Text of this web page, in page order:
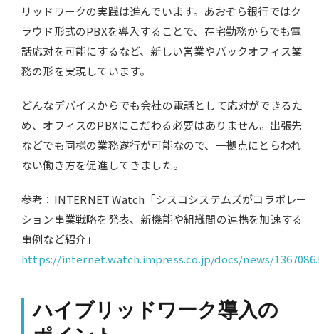
リッドワークの実践は進んでいます。あおぞら銀行ではク
ラウド形式のPBXを導入することで、在宅勤務からでも電
話応対を可能にするなど、新しい営業やバックオフィス業
務の形を実現しています。
どんなデバイスからでも会社の電話として応対ができるた
め、オフィスのPBXにこだわる必要はありません。出張先
などでも同様の業務遂行が可能なので、一拠点にとらわれ
ない働き方を促進してきました。
参考：INTERNET Watch「シスコシステムズがコラボレー
ション事業戦略を発表、新機能や組織間の連携を加速する
事例など紹介」
https://internet.watch.impress.co.jp/docs/news/
ハイブリッドワーク導入の